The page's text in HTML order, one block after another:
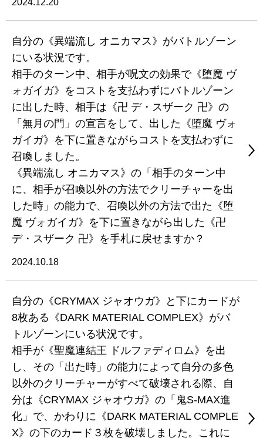
2024.12.20
自分の《異端流し オニカマス》がバトルゾーン
にいる状況です。
相手のターン中、相手が呪文の効果で《堕魔 ヴ
ォガイガ》をコストを支払わずにバトルゾーン
に出した時、相手は《卍 デ・スザーク 卍》の
「無月の門」の宣言をして、出した《堕魔 ヴォ
ガイガ》を下に置きながらコストを支払わずに
召喚しました。
《異端流し オニカマス》の「相手のターン中
に、相手が召喚以外の方法でクリーチャーを出
した時」の能力で、召喚以外の方法で出た《堕
魔 ヴォガイガ》を下に置きながら出した《卍
デ・スザーク 卍》を手札に戻せますか？
2024.10.18
自分の《CRYMAX ジャオウガ》と下にカードが
8枚ある《DARK MATERIAL COMPLEX》がバ
トルゾーンにいる状況です。
相手が《聖魔連結王 ドルファディロム》を出
し、その「出た時」の能力によって自分の多色
以外のクリーチャーがすべて破壊される際、自
分は《CRYMAX ジャオウガ》の「鬼S-MAX進
化」で、かわりに《DARK MATERIAL COMPLE
X》の下のカード３枚を破壊しました。これに